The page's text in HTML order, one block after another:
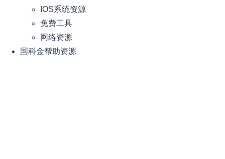
IOS系统资源
免费工具
网络资源
国科金帮助资源